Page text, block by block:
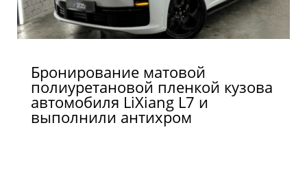
Бронирование матовой
полиуретановой пленкой кузова
автомобиля LiXiang L7 и
выполнили антихром